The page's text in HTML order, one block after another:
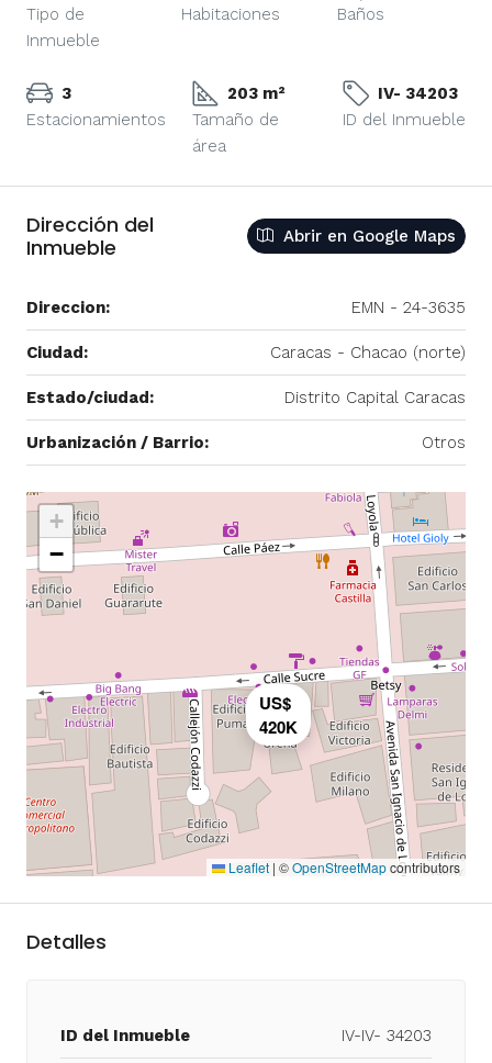
Tipo de
Inmueble
Habitaciones
Baños
3
Estacionamientos
203 m²
Tamaño de
área
IV- 34203
ID del Inmueble
Dirección del
Inmueble
Abrir en Google Maps
Direccion: EMN - 24-3635
Ciudad: Caracas - Chacao (norte)
Estado/ciudad: Distrito Capital Caracas
Urbanización / Barrio: Otros
US$
420K
+
−
Leaflet | ©OpenStreetMapcontributors
Detalles
ID del Inmueble IV-IV- 34203